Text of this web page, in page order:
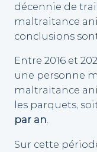
décennie de
maltraitance
conclusions
Entre 2016 et
une personne
maltraitance
les parquets,
par an.
Sur cette